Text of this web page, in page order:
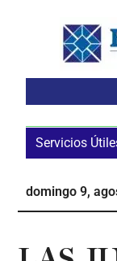
Servicios
domingo 9,